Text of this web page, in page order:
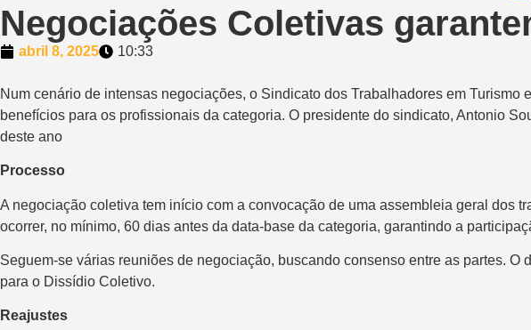
Negociações Coletivas
abril 8, 2025 10:33
Num cenário de intensas negociações, o Sindicato dos Trabalhadores em
benefícios para os profissionais da categoria. O presidente do sindicato, Antonio
deste ano
Processo
A negociação coletiva tem início com a convocação de uma assembleia geral dos
ocorrer, no mínimo, 60 dias antes da data-base da categoria, garantindo a
Seguem-se várias reuniões de negociação, buscando consenso entre as partes.
para o Dissídio Coletivo.
Reajustes